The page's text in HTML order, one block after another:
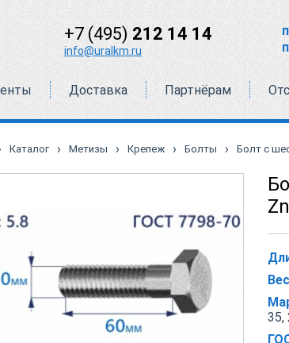
+7 (495) 212 14 14
info@uralkm.ru
Доставка Партнёрам
Каталог › Метизы › Крепеж › Болты › Болт с
Zn
35,